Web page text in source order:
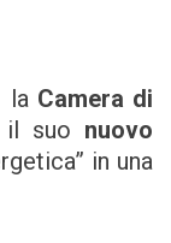
la Camera di
il suo nuovo
in una